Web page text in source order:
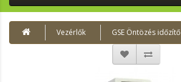
Vezérlők GSE Öntözés időzítő